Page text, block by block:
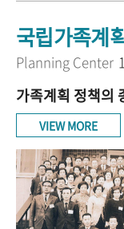
국립가족계
Planning Center
가족계획 정책의
VIEW MORE